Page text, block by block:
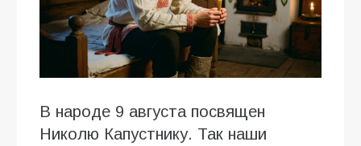
В народе 9 августа посвящен
Николю Капустнику. Так наши